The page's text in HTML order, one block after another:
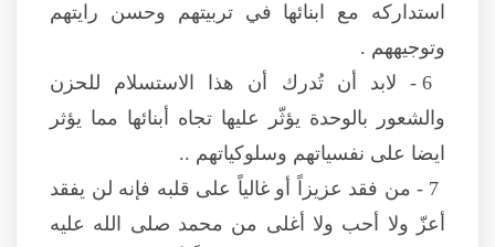
استداركه مع ابنائها في تربيتهم وحسن رايتهم
وتوجيههم .
6 - لابد أن تُدرك أن هذا الاستسلام للحزن
والشعور بالوحدة يؤثّر عليها تجاه أبنائها مما يؤثر
ايضا على نفسياتهم وسلوكياتهم ..
7 - من فقد عزيزاً أو غالياً على قلبه فإنه لن يفقد
أعزّ ولا أحب ولا أغلى من محمد صلى الله عليه